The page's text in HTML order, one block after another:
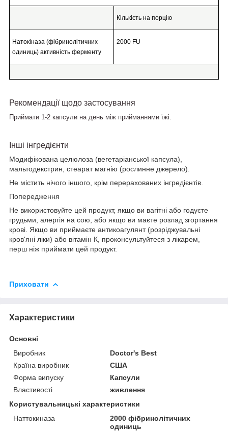
Кількість на порцію
Натокіназа (фібринолітичних
одиниць) активність ферменту
2000 FU
Рекомендації щодо застосування
Приймати 1-2 капсули на день між прийманнями їжі.
Інші інгредієнти
Модифікована целюлоза (вегетаріанської капсула),
мальтодекстрин, стеарат магнію (рослинне джерело).
Не містить нічого іншого, крім перерахованих інгредієнтів.
Попередження
Не використовуйте цей продукт, якщо ви вагітні або годуєте
грудьми, алергія на сою, або якщо ви маєте розлад згортання
крові. Якщо ви приймаєте антикоагулянт (розріджувальні
кров'яні ліки) або вітамін К, проконсультуйтеся з лікарем,
перш ніж приймати цей продукт.
Приховати
Характеристики
Основні
Виробник
Doctor's Best
Країна виробник
США
Форма випуску
Капсули
Властивості
живлення
Користувальницькі характеристики
Наттокиназа
2000 фібринолітичних
одиниць